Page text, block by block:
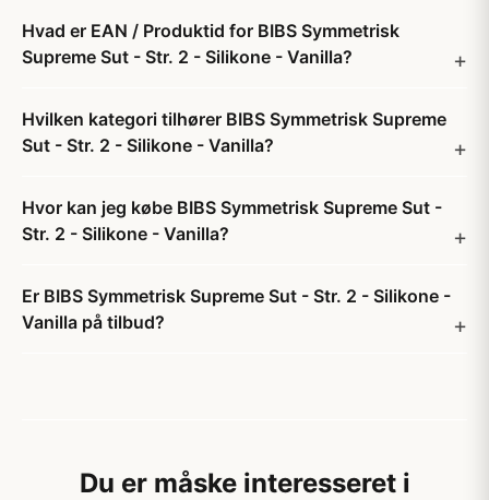
Hvad er EAN / Produktid for BIBS Symmetrisk
Supreme Sut - Str. 2 - Silikone - Vanilla?
Hvilken kategori tilhører BIBS Symmetrisk Supreme
Sut - Str. 2 - Silikone - Vanilla?
Hvor kan jeg købe BIBS Symmetrisk Supreme Sut -
Str. 2 - Silikone - Vanilla?
Er BIBS Symmetrisk Supreme Sut - Str. 2 - Silikone -
Vanilla på tilbud?
Du er måske interesseret i